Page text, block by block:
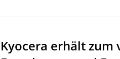
Kyocera erhält zum